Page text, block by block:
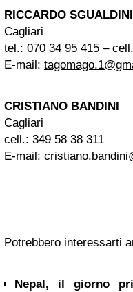
RICCARDO SGUALDINI
Cagliari
tel.: 070 34 95 415 –
E-mail:
CRISTIANO BANDINI
Cagliari
cell.: 349 58 38 311
E-mail:
Potrebbero interessarti
Nepal, il giorno